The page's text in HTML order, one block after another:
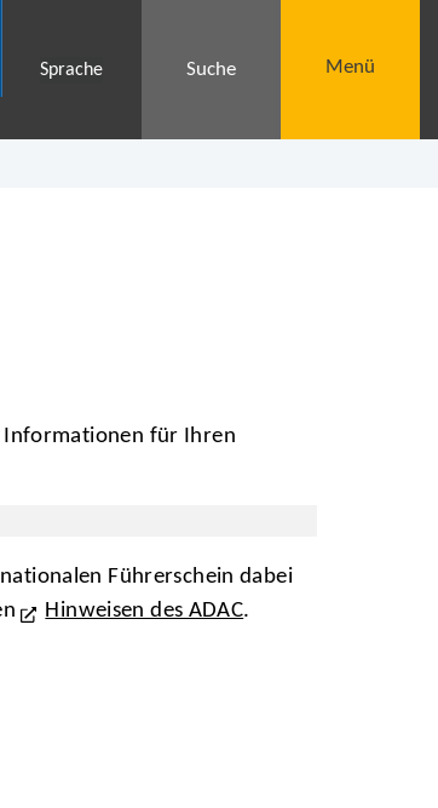
Sprache
Suche Menü
Informationen für Ihren
Führerschein dabei
Hinweisen des ADAC.